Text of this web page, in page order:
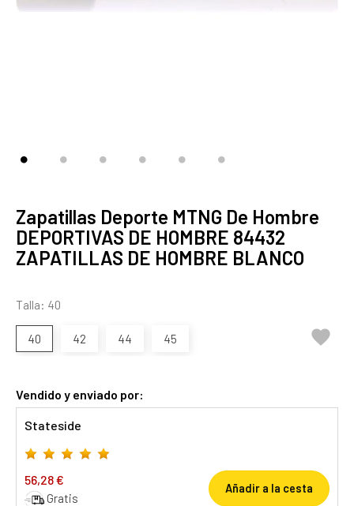
Zapatillas Deporte MTNG De Hombre
DEPORTIVAS DE HOMBRE 84432
ZAPATILLAS DE HOMBRE BLANCO
Talla: 40
40 42 44 45 
Vendido y enviado por:
Stateside
56,28 €
Gratis
Añadir a la cesta